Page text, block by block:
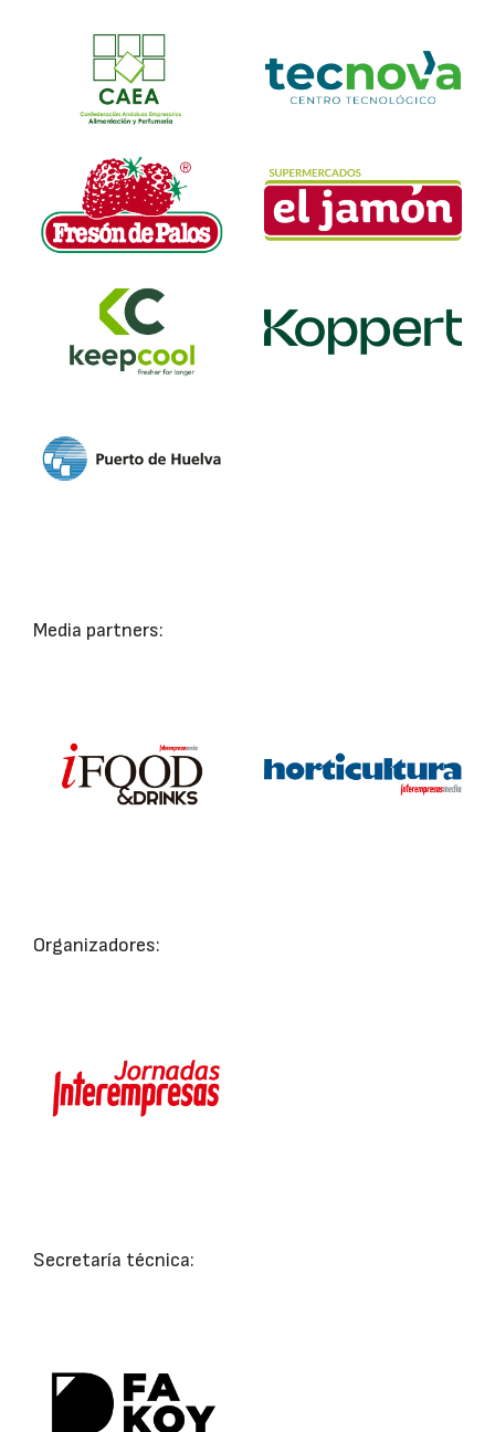
Media partners:
Organizadores:
Secretaría técnica: